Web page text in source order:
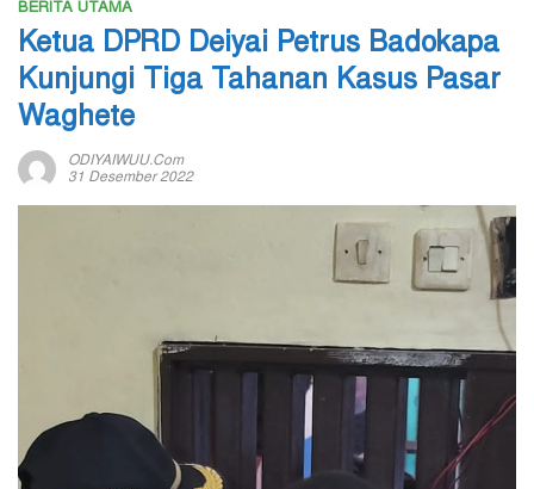
BERITA UTAMA
Ketua DPRD Deiyai Petrus Badokapa
Kunjungi Tiga Tahanan Kasus Pasar
Waghete
ODIYAIWUU.com
31 Desember 2022